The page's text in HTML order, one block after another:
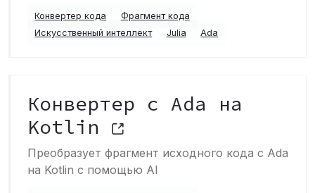
Конвертер кода
Фрагмент кода
Искусственный интеллект
Julia Ada
Конвертер с Ada на
Kotlin
Преобразует фрагмент исходного кода с Ada
на Kotlin с помощью AI